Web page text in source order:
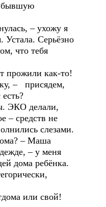
бывшую
– ухожу я
Серьёзно
что тебя
прожили как-то!
– присядем,
ЭКО делали,
– средств не
слезами.
– Маша
– у меня
дома ребёнка.
или свой!